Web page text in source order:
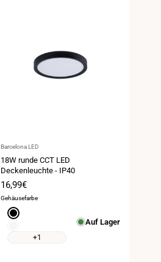
Anbieter:
Barcelona LED
18W runde CCT LED
Deckenleuchte - IP40
Verkaufspreis
16,99€
Gehäusefarbe
Schwarz
+1
Auf Lager